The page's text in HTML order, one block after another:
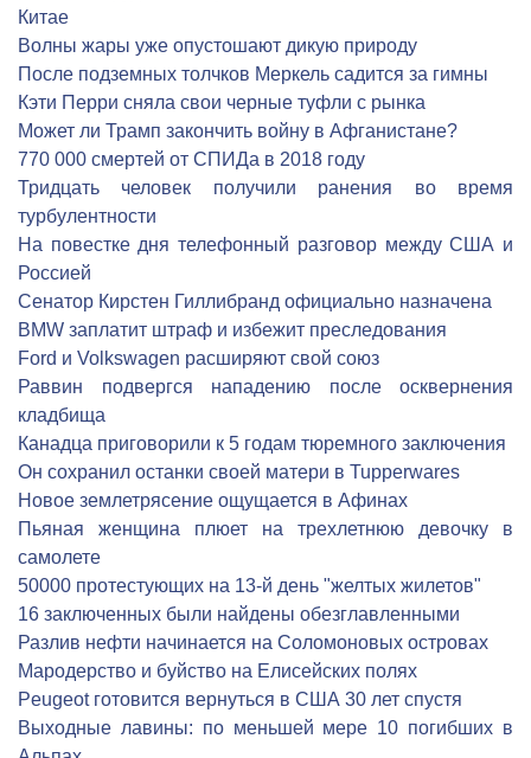
Китае
Волны жары уже опустошают дикую природу
После подземных толчков Меркель садится за гимны
Кэти Перри сняла свои черные туфли с рынка
Может ли Трамп закончить войну в Афганистане?
770 000 смертей от СПИДа в 2018 году
Тридцать человек получили ранения во время
турбулентности
На повестке дня телефонный разговор между США и
Россией
Сенатор Кирстен Гиллибранд официально назначена
BMW заплатит штраф и избежит преследования
Ford и Volkswagen расширяют свой союз
Раввин подвергся нападению после осквернения
кладбища
Канадца приговорили к 5 годам тюремного заключения
Он сохранил останки своей матери в Tupperwares
Новое землетрясение ощущается в Афинах
Пьяная женщина плюет на трехлетнюю девочку в
самолете
50000 протестующих на 13-й день "желтых жилетов"
16 заключенных были найдены обезглавленными
Разлив нефти начинается на Соломоновых островах
Мародерство и буйство на Елисейских полях
Peugeot готовится вернуться в США 30 лет спустя
Выходные лавины: по меньшей мере 10 погибших в